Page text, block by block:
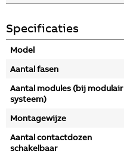
Specificaties
Model
Aantal fasen
Aantal modules (bij modulair
systeem)
Montagewijze
Aantal contactdozen
schakelbaar